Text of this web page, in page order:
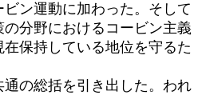
ン運動に加わった。そして
分野におけるコービン主義
保持している地位を守るた
の総括を引き出した。われ